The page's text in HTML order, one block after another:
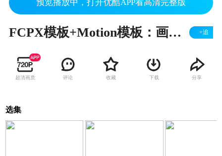
预览播放中，打开优酷APP看高清完整版
FCPX模板+Motion模板：画面失真信号干扰动态开场片头 +追
超清画质 评论 收藏 下载 分享
选集